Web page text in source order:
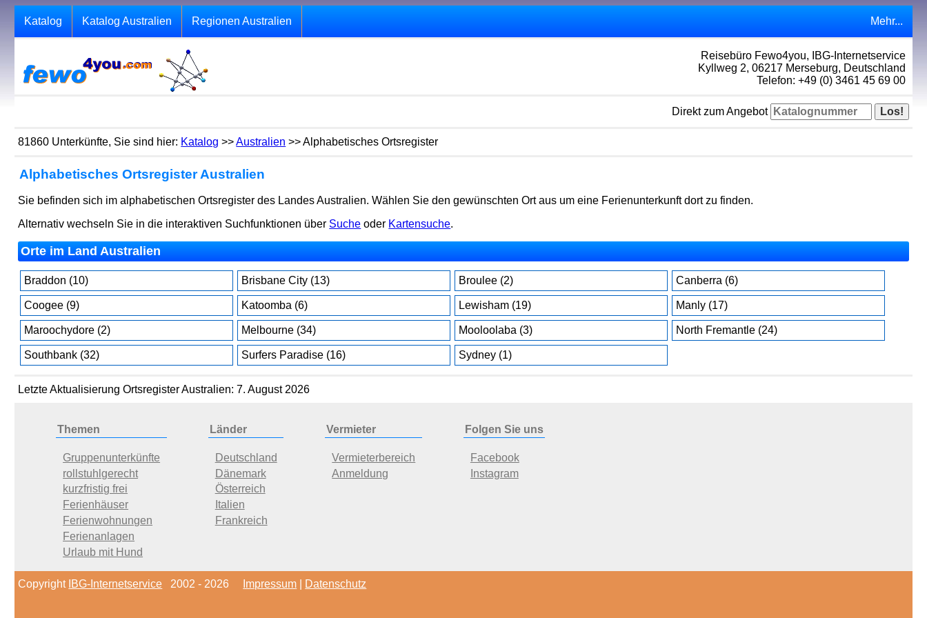
Katalog Katalog Australien Regionen Australien Mehr...
Reisebüro Fewo4you, IBG-Internetservice
Kyllweg 2, 06217 Merseburg, Deutschland
Telefon: +49 (0) 3461 45 69 00
Direkt zum Angebot
81860 Unterkünfte, Sie sind hier: Katalog >>Australien >> Alphabetisches Ortsregister
Alphabetisches Ortsregister Australien
Sie befinden sich im alphabetischen Ortsregister des Landes Australien. Wählen Sie den gewünschten Ort aus um eine Ferienunterkunft dort zu finden.
Alternativ wechseln Sie in die interaktiven Suchfunktionen über Suche oder Kartensuche.
Orte im Land Australien
Braddon (10) Brisbane City (13) Broulee (2) Canberra (6)
Coogee (9) Katoomba (6) Lewisham (19) Manly (17)
Maroochydore (2) Melbourne (34) Mooloolaba (3) North Fremantle (24)
Southbank (32) Surfers Paradise (16) Sydney (1)
Letzte Aktualisierung Ortsregister Australien: 7. August 2026
Themen
Gruppenunterkünfte
rollstuhlgerecht
kurzfristig frei
Ferienhäuser
Ferienwohnungen
Ferienanlagen
Urlaub mit Hund
Länder
Deutschland
Dänemark
Österreich
Italien
Frankreich
Vermieter
Vermieterbereich
Anmeldung
Folgen Sie uns
Facebook
Instagram
Copyright IBG-Internetservice 2002 - 2026 Impressum Datenschutz